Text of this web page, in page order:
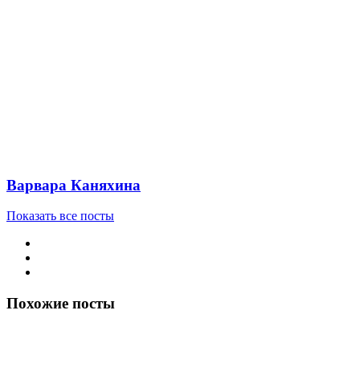
Варвара Каняхина
Показать все посты
Похожие посты